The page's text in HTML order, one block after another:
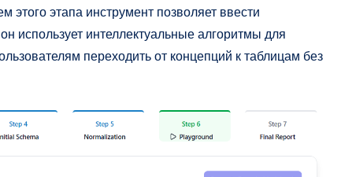
этого этапа инструмент позволяет ввести
использует интеллектуальные алгоритмы для
переходить от концепций к таблицам без